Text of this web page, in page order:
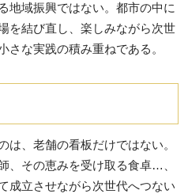
地域振興ではない。都市の中に
を結び直し、楽しみながら次世
さな実践の積み重ねである。
は、老舗の看板だけではない。
、その恵みを受け取る食卓…、
成立させながら次世代へつない